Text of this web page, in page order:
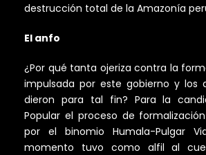
destrucción total de la Amazonía
El anfo
¿Por qué tanta ojeriza contra la
impulsada por este gobierno y los
dieron para tal fin? Para la
Popular el proceso de
por el binomio Humala-Pulgar
momento tuvo como alfil al